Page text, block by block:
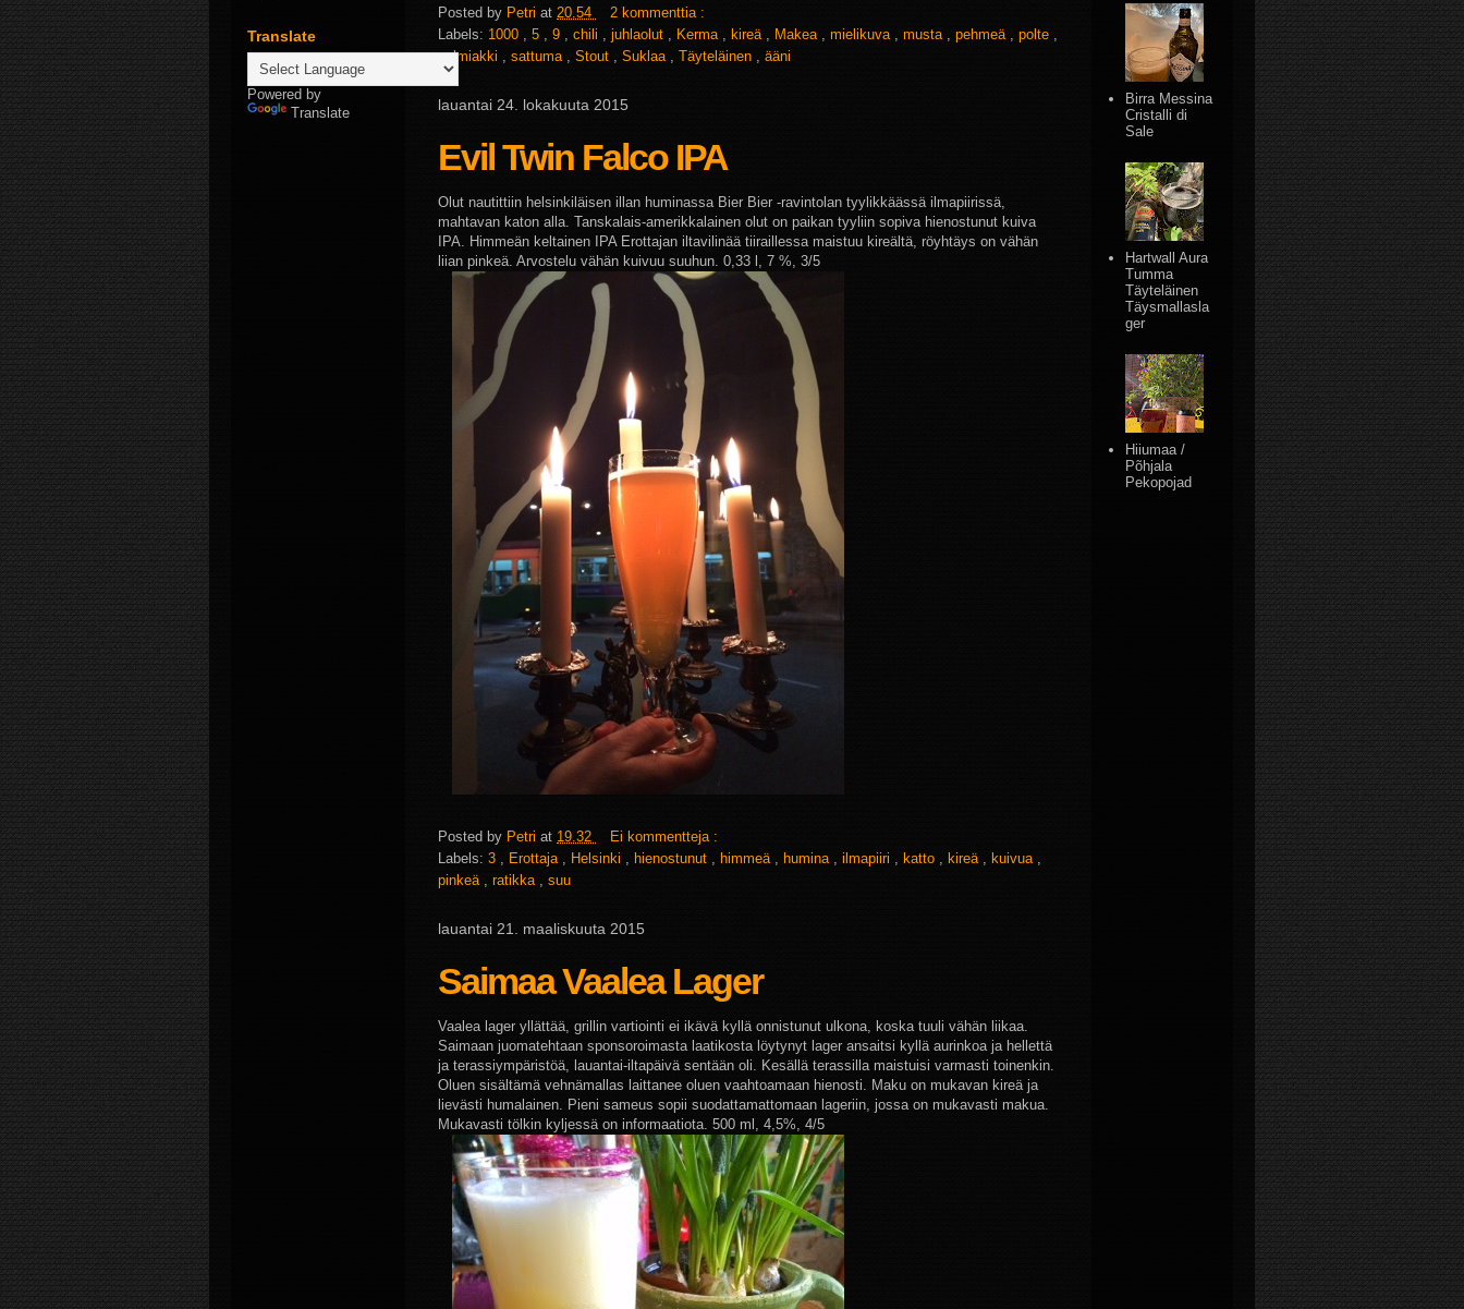
Posted by Petri at 20.54
2 kommenttia :
Labels: 1000 5 9 chili juhlaolut Kerma kireä Makea mielikuva musta pehmeä polte
salmiakki
sattuma Stout Suklaa Täyteläinen ääni
lauantai 24. lokakuuta 2015
Evil Twin Falco IPA
Olut nautittiin helsinkiläisen illan huminassa Bier Bier -ravintolan tyylikkäässä ilmapiirissä,
mahtavan katon alla. Tanskalais-amerikkalainen olut on paikan tyyliin sopiva hienostunut kuiva
IPA. Himmeän keltainen IPA Erottajan iltavilinää tiiraillessa maistuu kireältä, röyhtäys on vähän
liian pinkeä. Arvostelu vähän kuivuu suuhun. 0,33 l, 7 %, 3/5
Posted by Petri at 19.32
Ei kommentteja :
Labels: 3 , Erottaja , Helsinki , hienostunut , himmeä , humina , ilmapiiri , katto , kireä , kuivua ,
pinkeä , ratikka , suu
lauantai 21. maaliskuuta 2015
Saimaa Vaalea Lager
Vaalea lager yllättää, grillin vartiointi ei ikävä kyllä onnistunut ulkona, koska tuuli vähän liikaa.
Saimaan juomatehtaan sponsoroimasta laatikosta löytynyt lager ansaitsi kyllä aurinkoa ja hellettä
ja terassiympäristöä, lauantai-iltapäivä sentään oli. Kesällä terassilla maistuisi varmasti toinenkin.
Oluen sisältämä vehnämallas laittanee oluen vaahtoamaan hienosti. Maku on mukavan kireä ja
lievästi humalainen. Pieni sameus sopii suodattamattomaan lageriin, jossa on mukavasti makua.
Mukavasti tölkin kyljessä on informaatiota. 500 ml, 4,5%, 4/5
Translate
Powered by
Translate
Birra Messina
Cristalli di
Sale
Hartwall Aura
Tumma
Täyteläinen
Täysmallasla
ger
Hiiumaa /
Põhjala
Pekopojad